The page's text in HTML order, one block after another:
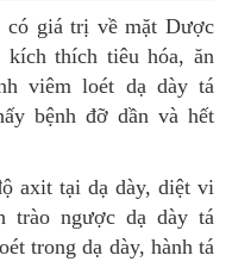
có giá trị về mặt Dược
thích tiêu hóa, ăn
viêm loét dạ dày tá
bệnh đỡ dần và hết
axit tại dạ dày, diệt vi
trào ngược dạ dày tá
trong dạ dày, hành tá